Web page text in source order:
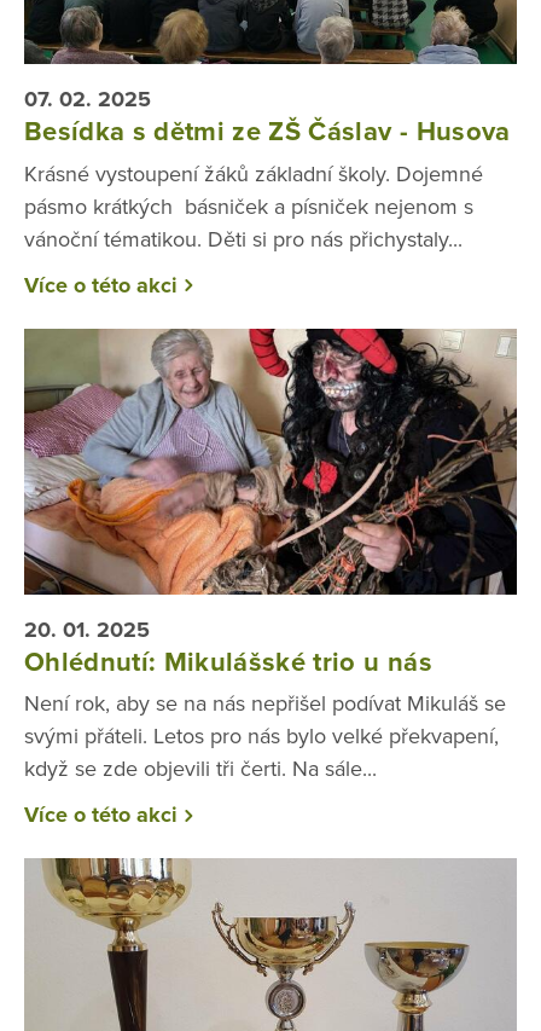
07. 02. 2025
Besídka s dětmi ze ZŠ Čáslav - Husova
Krásné vystoupení žáků základní školy. Dojemné
pásmo krátkých básniček a písniček nejenom s
vánoční tématikou. Děti si pro nás přichystaly...
Více o této akci
20. 01. 2025
Ohlédnutí: Mikulášské trio u nás
Není rok, aby se na nás nepřišel podívat Mikuláš se
svými přáteli. Letos pro nás bylo velké překvapení,
když se zde objevili tři čerti. Na sále...
Více o této akci